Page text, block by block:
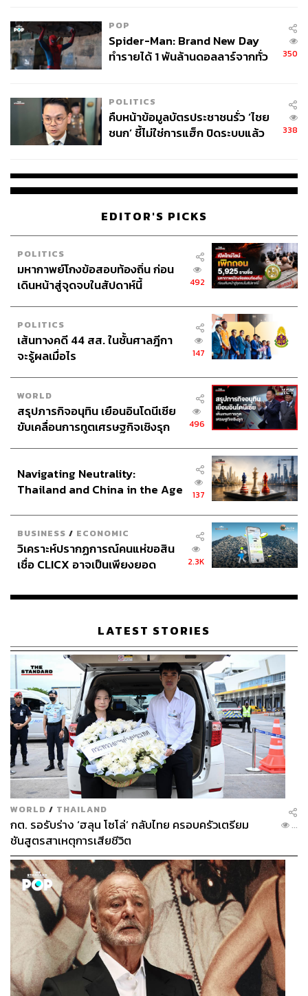
TAGS: บางแสน ปราศรัย เลือกตั้ง
พรรคประชาชน
เงินเทา
พิธา ลิ้มเจริญรัตน์ เลือกตั้ง 2569
ชลบุรี
เศรษฐกิจสร้างสรรค์
ทิม-พิธา ลิ้มเจริญรัตน์
ABOUT THE AUTHOR
THE STANDARD TEAM
กองบรรณาธิการ THE STANDARD
POP
Spider-Man: Brand New Day
ทำรายได้ 1 พันล้านดอลลาร์จากทั่ว
350
POLITICS
คืบหน้าข้อมูลบัตรประชาชนรั่ว ‘ไชย
ชนก’ ชี้ไม่ใช่การแฮ็ก ปิดระบบแล้ว
338
EDITOR'S PICKS
POLITICS
มหากาพย์โกงข้อสอบท้องถิ่น ก่อน
เดินหน้าสู่จุดจบในสัปดาห์นี้
492
POLITICS
เส้นทางคดี 44 สส. ในชั้นศาลฎีกา
จะรู้ผลเมื่อไร
147
WORLD
สรุปภารกิจอนุทิน เยือนอินโดนีเซีย
ขับเคลื่อนการทูตเศรษฐกิจเชิงรุก
496
Navigating Neutrality:
Thailand and China in the Age
137
BUSINESS / ECONOMIC
วิเคราะห์ปรากฏการณ์คนแห่ขอสิน
เชื่อ CLICX อาจเป็นเพียงยอด
เรือนไทยที่ถูกซุกไว้
2.3K
LATEST STORIES
WORLD / THAILAND
กต. รอรับร่าง ‘ฮลุน โซโล่’ กลับไทย ครอบครัวเตรียม
ชันสูตรสาเหตุการเสียชีวิต
...